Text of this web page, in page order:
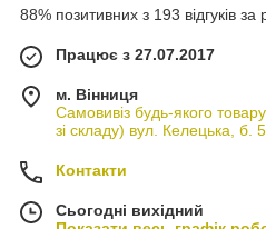
88% позитивних з 193 відгуків за
Працює з 27.07.2017
м. Вінниця
Самовивіз будь-якого
зі складу) вул. Келецька, б.
Контакти
Сьогодні вихідний